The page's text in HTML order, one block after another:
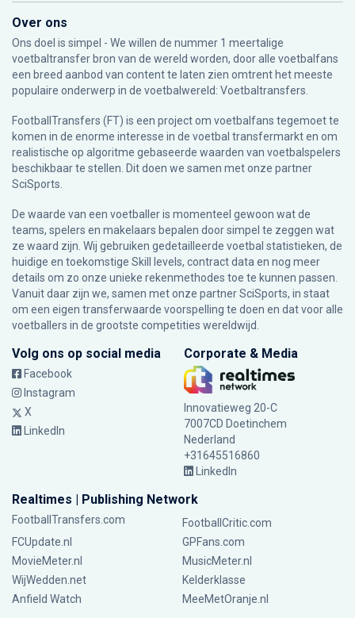
Over ons
Ons doel is simpel - We willen de nummer 1 meertalige
voetbaltransfer bron van de wereld worden, door alle voetbalfans
een breed aanbod van content te laten zien omtrent het meeste
populaire onderwerp in de voetbalwereld: Voetbaltransfers.
FootballTransfers (FT) is een project om voetbalfans tegemoet te
komen in de enorme interesse in de voetbal transfermarkt en om
realistische op algoritme gebaseerde waarden van voetbalspelers
beschikbaar te stellen. Dit doen we samen met onze partner
SciSports
De waarde van een voetballer is momenteel gewoon wat de
teams, spelers en makelaars bepalen door simpel te zeggen wat
ze waard zijn. Wij gebruiken gedetailleerde voetbal statistieken, de
huidige en toekomstige Skill levels, contract data en nog meer
details om zo onze unieke rekenmethodes toe te kunnen passen.
Vanuit daar zijn we, samen met onze partner SciSports, in staat
om een eigen transferwaarde voorspelling te doen en dat voor alle
voetballers in de grootste competities wereldwijd.
Volg ons op social media
Facebook
Instagram
X
LinkedIn
Corporate & Media
Innovatieweg 20-C
7007CD Doetinchem
Nederland
+31645516860
LinkedIn
Realtimes | Publishing Network
FootballTransfers.com
FootballCritic.com
FCUpdate.nl
GPFans.com
MovieMeter.nl
MusicMeter.nl
WijWedden.net
Kelderklasse
Anfield Watch
MeeMetOranje.nl